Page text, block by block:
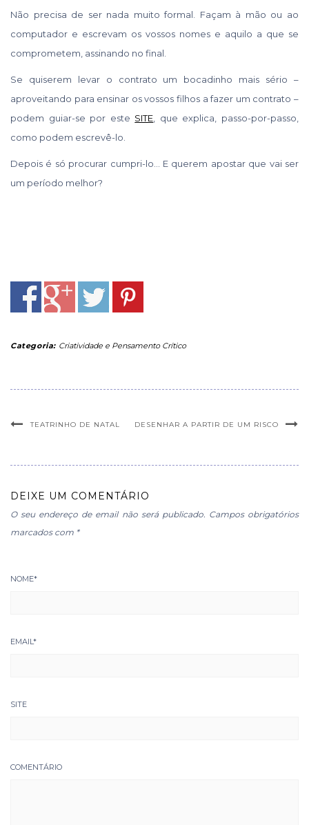
Não precisa de ser nada muito formal. Façam à mão ou ao
computador e escrevam os vossos nomes e aquilo a que se
comprometem, assinando no final.
Se quiserem levar o contrato um bocadinho mais sério –
aproveitando para ensinar os vossos filhos a fazer um contrato –
podem guiar-se por este SITE, que explica, passo-por-passo,
como podem escrevê-lo.
Depois é só procurar cumpri-lo… E querem apostar que vai ser
um período melhor?
Categoria: Criatividade e Pensamento Crítico
TEATRINHO DE NATAL DESENHAR A PARTIR DE UM RISCO
DEIXE UM COMENTÁRIO
O seu endereço de email não será publicado. Campos obrigatórios
marcados com *
NOME*
EMAIL *
SITE
COMENTÁRIO